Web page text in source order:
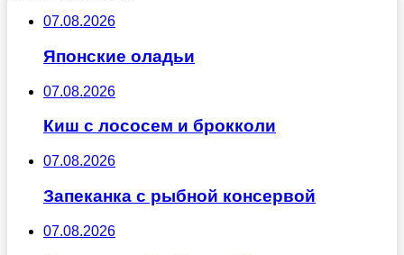
07.08.2026
Японские оладьи
07.08.2026
Киш с лососем и брокколи
07.08.2026
Запеканка с рыбной консервой
07.08.2026